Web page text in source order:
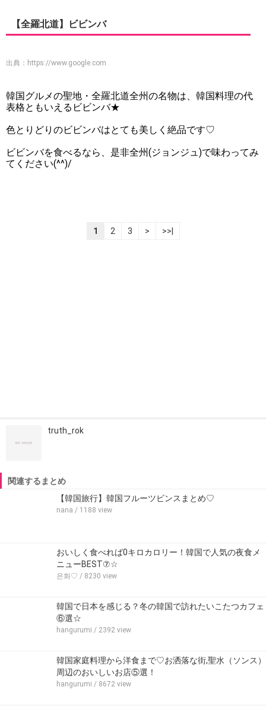
【全羅北道】ビビンバ
出典： https://www.google.com
韓国グルメの聖地・全羅北道全州の名物は、韓国料理の代
表格ともいえるビビンバ★
色とりどりのビビンバはとても美しく絶品です♡
ビビンバを食べるなら、是非全州(ジョンジュ)で味わってみ
てください(^^)/
1 2 3 > >>|
truth_rok
関連するまとめ
【韓国旅行】韓国フルーツビンスまとめ♡‬
nana / 1188 view
おいしく食べれば0キロカロリー！韓国で人気の夜食メ
ニューBEST⑦☆
은화♡ / 8230 view
韓国で日本を感じる？冬の韓国で訪れたいこたつカフェ
⑥選☆
hangurumi / 2392 view
韓国家庭料理から洋食まで♡お洒落な街,聖水（ソンス）
周辺のおいしいお店⑤選！
hangurumi / 8672 view